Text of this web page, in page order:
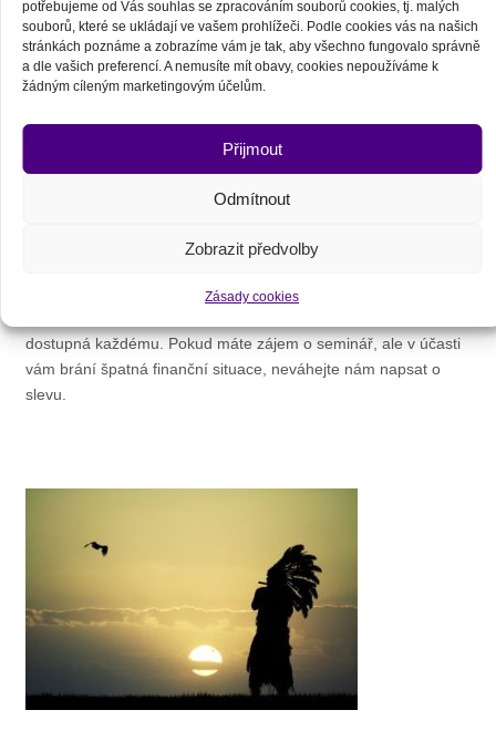
potřebujeme od Vás souhlas se zpracováním souborů cookies, tj. malých
souborů, které se ukládají ve vašem prohlížeči. Podle cookies vás na našich
stránkách poznáme a zobrazíme vám je tak, aby všechno fungovalo správně
a dle vašich preferencí. A nemusíte mít obavy, cookies nepoužíváme k
žádným cíleným marketingovým účelům.
Přijmout
Odmítnout
Zobrazit předvolby
Zásady cookies
Přehled: Posvátný kruh síly Medicine Wheel I
Mayové, Aztékové a Toltékové, Keltové a Vikingové, Navahové
dostupná každému. Pokud máte zájem o seminář, ale v účasti
vám brání špatná finanční situace, neváhejte nám napsat o
slevu.